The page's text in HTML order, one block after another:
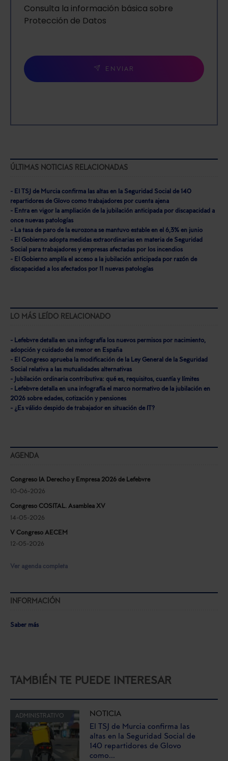
Consulta la información básica sobre
Protección de Datos
ENVIAR
ÚLTIMAS NOTICIAS RELACIONADAS
- El TSJ de Murcia confirma las altas en la Seguridad Social de 140
repartidores de Glovo como trabajadores por cuenta ajena
- Entra en vigor la ampliación de la jubilación anticipada por discapacidad a
once nuevas patologías
- La tasa de paro de la eurozona se mantuvo estable en el 6,3% en junio
- El Gobierno adopta medidas extraordinarias en materia de Seguridad
Social para trabajadores y empresas afectadas por los incendios
- El Gobierno amplía el acceso a la jubilación anticipada por razón de
discapacidad a los afectados por 11 nuevas patologías
LO MÁS LEÍDO RELACIONADO
- Lefebvre detalla en una infografía los nuevos permisos por nacimiento,
adopción y cuidado del menor en España
- El Congreso aprueba la modificación de la Ley General de la Seguridad
Social relativa a las mutualidades alternativas
- Jubilación ordinaria contributiva: qué es, requisitos, cuantía y límites
- Lefebvre detalla en una infografía el marco normativo de la jubilación en
2026 sobre edades, cotización y pensiones
- ¿Es válido despido de trabajador en situación de IT?
AGENDA
Congreso IA Derecho y Empresa 2026 de Lefebvre
10-06-2026
Congreso COSITAL. Asamblea XV
14-05-2026
V Congreso AECEM
12-05-2026
Ver agenda completa
INFORMACIÓN
Saber más
TAMBIÉN TE PUEDE INTERESAR
ADMINISTRATIVO
NOTICIA
El TSJ de Murcia confirma las
altas en la Seguridad Social de
140 repartidores de Glovo
como...